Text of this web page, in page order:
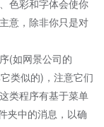
色彩和字体会使你
意，除非你只是对
(如网景公司的
类似的)，注意它们
类程序有基于菜单
夹中的消息，以确